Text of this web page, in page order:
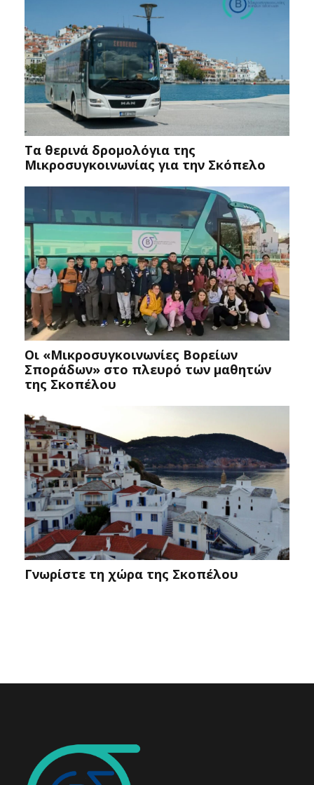
Tα θερινά δρομολόγια της
Μικροσυγκοινωνίας για την Σκόπελο
Οι «Μικροσυγκοινωνίες Βορείων
Σποράδων» στο πλευρό των μαθητών
της Σκοπέλου
Γνωρίστε τη χώρα της Σκοπέλου